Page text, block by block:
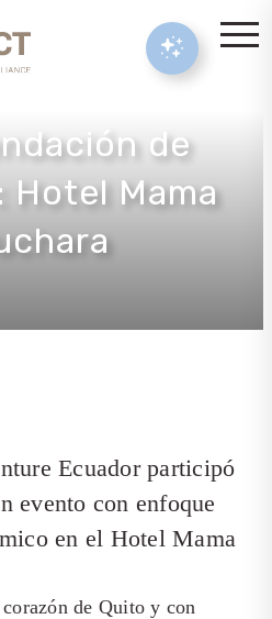
de
Mama
Ecuador participó
evento con enfoque
en el Hotel Mama
de Quito y con